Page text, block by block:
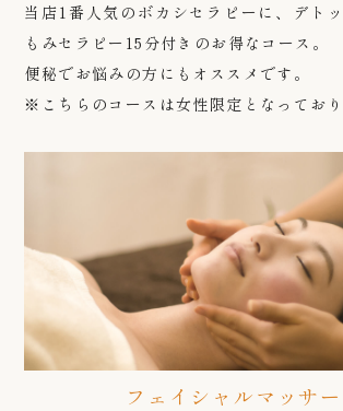
当店1番人気のボカシセラピーに、デト
もみセラピー15分付きのお得なコース。
便秘でお悩みの方にもオススメです。
※こちらのコースは女性限定となっており
フェイシャルマッサ